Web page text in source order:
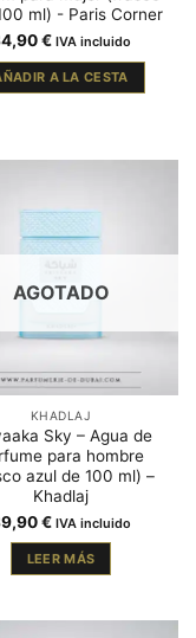
ml) - Paris Corner
€ IVA incluido
A LA CESTA
AGOTADO
KHADLAJ
Sky – Agua de
para hombre
azul de 100 ml) –
Khadlaj
€ IVA incluido
LEER MÁS